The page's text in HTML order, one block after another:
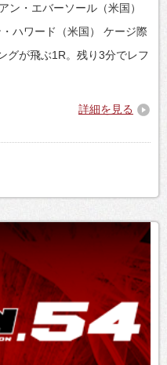
ン・エバーソール（米国）
ハワード（米国） ケージ際
グが飛ぶ1R。残り3分でレフ
詳細を見る